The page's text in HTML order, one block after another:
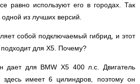
равно используют его в городах. Так
из лучших версий.
собой подключаемый гибрид, и этот
для X5. Почему?
дает для BMW X5 400 л.с. Двигатель
здесь имеет 6 цилиндров, поэтому он